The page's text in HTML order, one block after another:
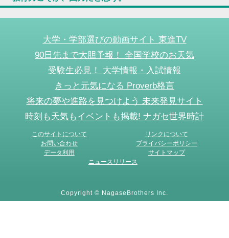
大学・学部選びの動画サイト 東進TV
90日先まで大胆予報！ 全国学校のお天気
受験生必見！ 大学情報・入試情報
きっと元気になる Proverb格言
将来の夢や進路を見つけよう 未来発見サイト
時刻も天気もイベントも掲載! ナガセ世界時計
このサイトについて
リンクについて
お問い合わせ
プライバシーポリシー
データ利用
サイトマップ
ニュースリリース
Copyright © NagaseBrothers Inc.